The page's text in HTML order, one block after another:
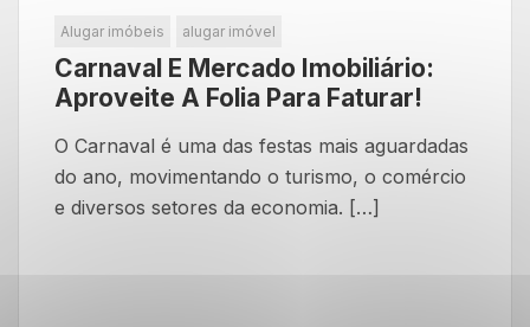
Alugar imóbeis alugar imóvel
Carnaval E Mercado Imobiliário:
Aproveite A Folia Para Faturar!
O Carnaval é uma das festas mais aguardadas
do ano, movimentando o turismo, o comércio
e diversos setores da economia. […]